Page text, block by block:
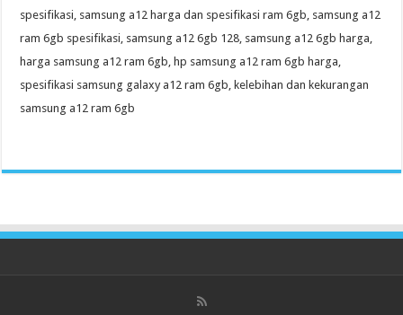
spesifikasi, samsung a12 harga dan spesifikasi ram 6gb, samsung a12
ram 6gb spesifikasi, samsung a12 6gb 128, samsung a12 6gb harga,
harga samsung a12 ram 6gb, hp samsung a12 ram 6gb harga,
spesifikasi samsung galaxy a12 ram 6gb, kelebihan dan kekurangan
samsung a12 ram 6gb